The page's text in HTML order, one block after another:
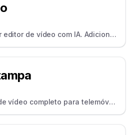
editor de vídeo com IA. Adicione
a qualquer vídeo e crie
vídeo completo para telemóvel
seus efeitos modernos,